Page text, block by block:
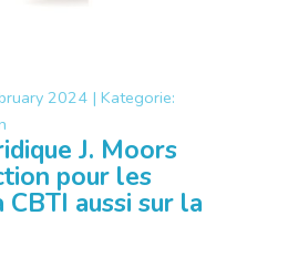
2024 | Kategorie:
J. Moors
pour les
aussi sur la